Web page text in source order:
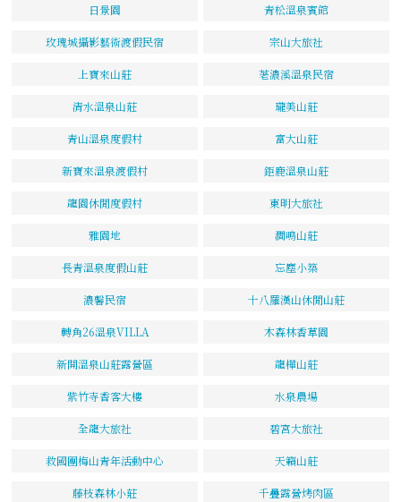
日景園 青松溫泉賓館
玫瑰城攝影藝術渡假民宿 宗山大旅社
上寶來山莊 荖濃溪溫泉民宿
清水溫泉山莊 瓏美山莊
青山溫泉度假村 富大山莊
新寶來溫泉渡假村 鉅鹿溫泉山莊
龍園休閒度假村 東明大旅社
雅園地 澗鳴山莊
長青溫泉度假山莊 忘塵小築
濃馨民宿 十八羅漢山休閒山莊
轉角26溫泉VILLA 木森林香草園
新開溫泉山莊露營區 龍樺山莊
紫竹寺香客大樓 水泉農場
全龍大旅社 碧宮大旅社
救國團梅山青年活動中心 天籟山莊
藤枝森林小莊 千疊露營烤肉區